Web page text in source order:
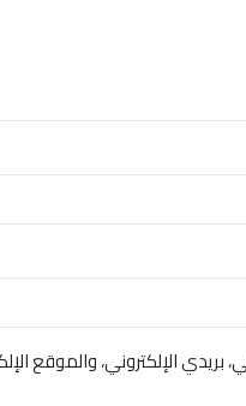
بريدي الإلكتروني، والموقع